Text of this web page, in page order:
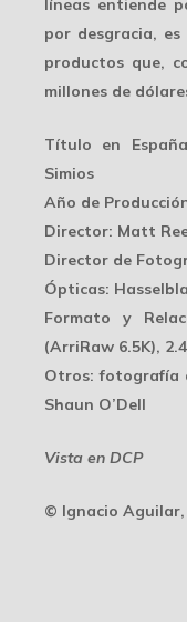
líneas entiende
por desgracia,
productos que,
millones de
Título en España
Simios
Año de
Director: Matt
Director de
Ópticas:
Formato y
(ArriRaw 6.5K),
Otros: fotografía
Shaun O’Dell
Vista en DCP
© Ignacio Aguilar,